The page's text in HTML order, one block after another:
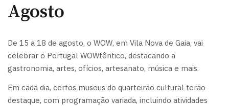
Agosto
De 15 a 18 de agosto, o WOW, em Vila Nova de Gaia, vai
celebrar o Portugal WOWtêntico, destacando a
gastronomia, artes, ofícios, artesanato, música e mais.
Em cada dia, certos museus do quarteirão cultural terão
destaque, com programação variada, incluindo atividades